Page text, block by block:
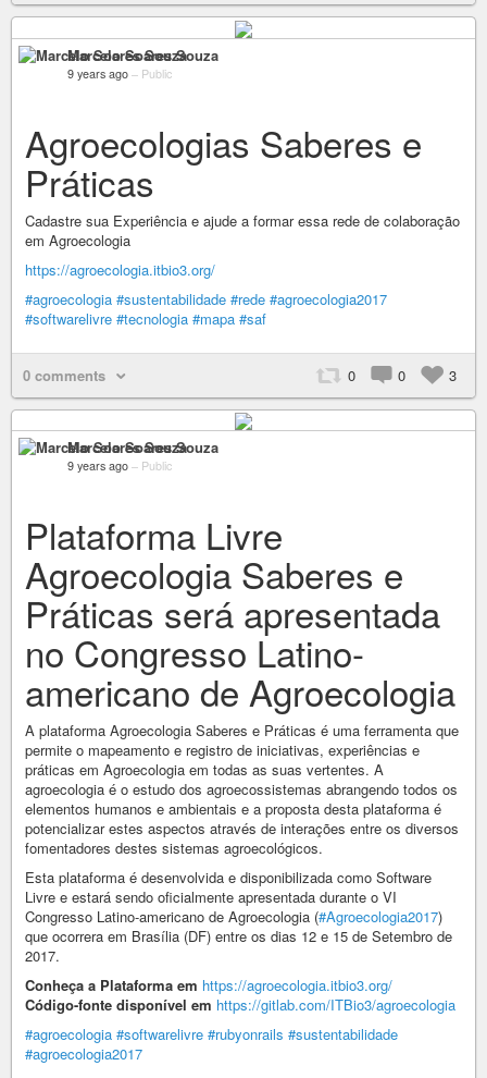
Marcelo Soares Souza
9 years ago – Public
Agroecologias Saberes e
Práticas
Cadastre sua Experiência e ajude a formar essa rede de colaboração
em Agroecologia
https://agroecologia.itbio3.org/
#agroecologia #sustentabilidade #rede #agroecologia2017
#softwarelivre #tecnologia #mapa #saf
0 comments 0 0 3
Marcelo Soares Souza
9 years ago – Public
Plataforma Livre
Agroecologia Saberes e
Práticas será apresentada
no Congresso Latino-
americano de Agroecologia
A plataforma Agroecologia Saberes e Práticas é uma ferramenta que
permite o mapeamento e registro de iniciativas, experiências e
práticas em Agroecologia em todas as suas vertentes. A
agroecologia é o estudo dos agroecossistemas abrangendo todos os
elementos humanos e ambientais e a proposta desta plataforma é
potencializar estes aspectos através de interações entre os diversos
fomentadores destes sistemas agroecológicos.
Esta plataforma é desenvolvida e disponibilizada como Software
Livre e estará sendo oficialmente apresentada durante o VI
Congresso Latino-americano de Agroecologia (#Agroecologia2017)
que ocorrera em Brasília (DF) entre os dias 12 e 15 de Setembro de
2017.
Conheça a Plataforma em https://agroecologia.itbio3.org/
Código-fonte disponível em https://gitlab.com/ITBio3/agroecologia
#agroecologia #softwarelivre #rubyonrails #sustentabilidade
#agroecologia2017